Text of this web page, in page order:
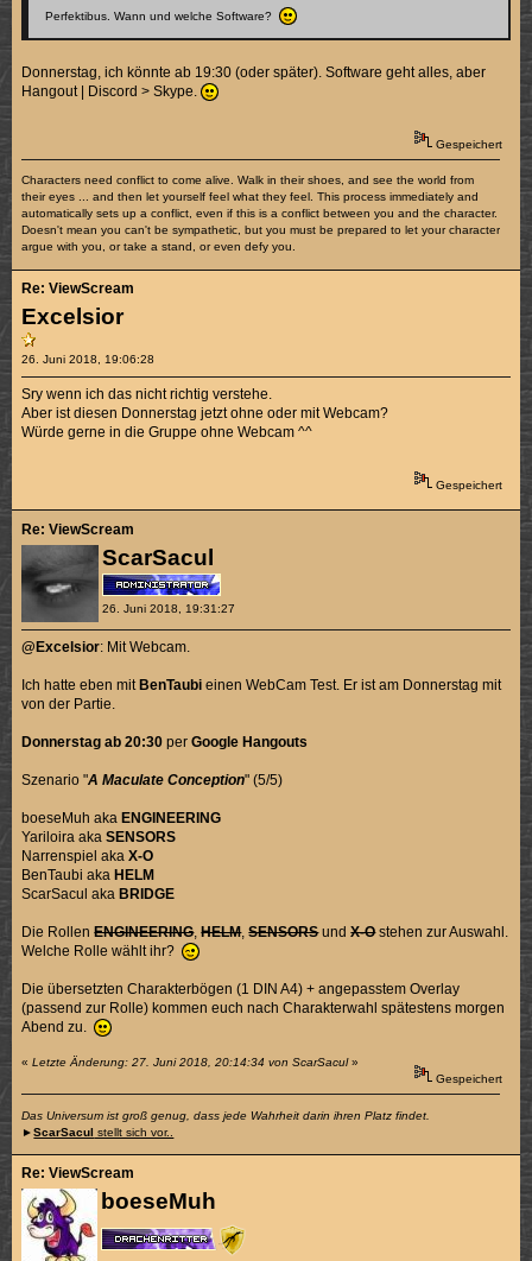
Perfektibus. Wann und welche Software?
Donnerstag, ich könnte ab 19:30 (oder später). Software geht alles, aber
Hangout | Discord > Skype.
Gespeichert
Characters need conflict to come alive. Walk in their shoes, and see the world from
their eyes ... and then let yourself feel what they feel. This process immediately and
automatically sets up a conflict, even if this is a conflict between you and the character.
Doesn't mean you can't be sympathetic, but you must be prepared to let your character
argue with you, or take a stand, or even defy you.
Excelsior
26. Juni 2018, 19:06:28
Re: ViewScream
Sry wenn ich das nicht richtig verstehe.
Aber ist diesen Donnerstag jetzt ohne oder mit Webcam?
Würde gerne in die Gruppe ohne Webcam ^^
Gespeichert
ScarSacul
26. Juni 2018, 19:31:27
Re: ViewScream
@Excelsior: Mit Webcam.
Ich hatte eben mitBenTaubi einen WebCam Test. Er ist am Donnerstag mit
von der Partie.
Donnerstag ab 20:30 perGoogle Hangouts
Szenario "A Maculate Conception" (5/5)
boeseMuh akaENGINEERING
Yariloira akaSENSORS
Narrenspiel akaX-O
BenTaubi akaHELM
ScarSacul akaBRIDGE
Die RollenENGINEERING,HELM,SENSORSundX-Ostehen zur Auswahl.
Welche Rolle wählt ihr?
Die übersetzten Charakterbögen (1 DIN A4) + angepasstem Overlay
(passend zur Rolle) kommen euch nach Charakterwahl spätestens morgen
Abend zu.
«Letzte Änderung: 27. Juni 2018, 20:14:34 von ScarSacul»
Gespeichert
Das Universum ist groß genug, dass jede Wahrheit darin ihren Platz findet.
►ScarSacul stellt sich vor..
boeseMuh
Re: ViewScream